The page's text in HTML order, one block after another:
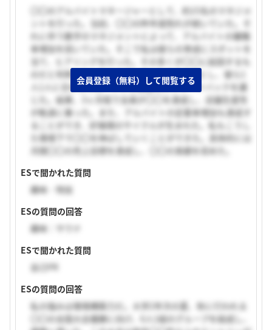
〇〇のアルバイトマネージャーとして、約15名のマネジメ
ントを行った。当初、〇〇の昨年度割れが続いていた。そ
れに伴う数字のマネジメントによって、アルバイトの離職
率増加を招いていた。そこで私は彼らの育成にスポットを
当て、ヒアリングを行った。その多くが〇〇に起因するも
のだと判明した。次にOJTを通じた育成を幹とし、彼ら1
人1人に合わせたロープレと課題点のフィードバックを講
じた。結果、3ヶ月程で全員が〇〇を達成し、店舗生産性
が軌道に乗った。また、アルバイトの定着率増加も達成す
ることができ、好循環のサイクルが生まれた。私もこうし
た環境下で〇〇を伸ばしていくことができた。具体的には
月間〇〇の売上目標を達成し、〇〇の実績を収めた。
ESで聞かれた質問
趣味・特技
ESの質問の回答
趣味：サウナ
ESで聞かれた質問
自己PR
ESの質問の回答
私の強みは環境構築力だ。大学2年次の夏、秋に行われる
〇〇の全国大会優勝に向け、6人1組のグループを結成し、
会員登録（無料）して閲覧する